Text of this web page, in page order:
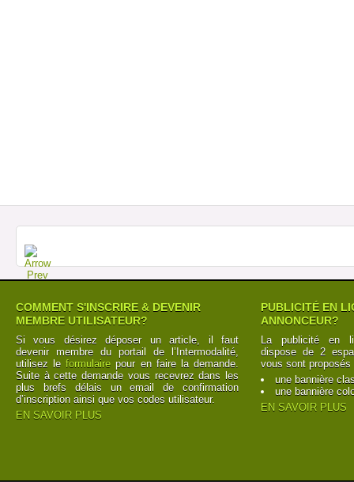
COMMENT S'INSCRIRE & DEVENIR
MEMBRE UTILISATEUR?
Si vous désirez déposer un article, il faut
devenir membre du portail de l’Intermodalité,
utilisez leformulaire pour en faire la demande.
Suite à cette demande vous recevrez dans les
plus brefs délais un email de confirmation
d’inscription ainsi que vos codes utilisateur.
EN SAVOIR PLUS
PUBLICITÉ EN
ANNONCEUR?
La publicité en
dispose de 2
vous sont proposés
une bannière
une bannière
EN SAVOIR PLUS